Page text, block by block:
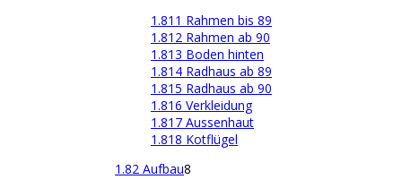
1.811 Rahmen bis 89
1.812 Rahmen ab 90
1.813 Boden hinten
1.814 Radhaus ab 89
1.815 Radhaus ab 90
1.816 Verkleidung
1.817 Aussenhaut
1.818 Kotflügel
1.82 Aufbau8